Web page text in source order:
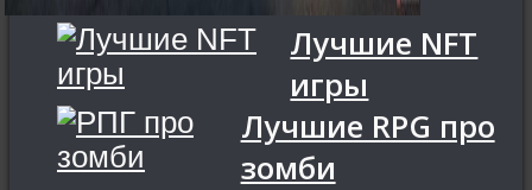
Лучшие NFT
игры
Лучшие RPG про
зомби